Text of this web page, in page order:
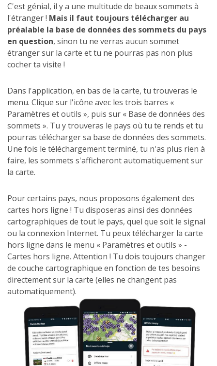
C'est génial, il y a une multitude de beaux sommets à
l'étranger ! Mais il faut toujours télécharger au
préalable la base de données des sommets du pays
en question, sinon tu ne verras aucun sommet
étranger sur la carte et tu ne pourras pas non plus
cocher ta visite !
Dans l'application, en bas de la carte, tu trouveras le
menu. Clique sur l'icône avec les trois barres «
Paramètres et outils », puis sur « Base de données des
sommets ». Tu y trouveras le pays où tu te rends et tu
pourras télécharger sa base de données des sommets.
Une fois le téléchargement terminé, tu n'as plus rien à
faire, les sommets s'afficheront automatiquement sur
la carte.
Pour certains pays, nous proposons également des
cartes hors ligne ! Tu disposeras ainsi des données
cartographiques de tout le pays, quel que soit le signal
ou la connexion Internet. Tu peux télécharger la carte
hors ligne dans le menu « Paramètres et outils » -
Cartes hors ligne. Attention ! Tu dois toujours changer
de couche cartographique en fonction de tes besoins
directement sur la carte (elles ne changent pas
automatiquement).